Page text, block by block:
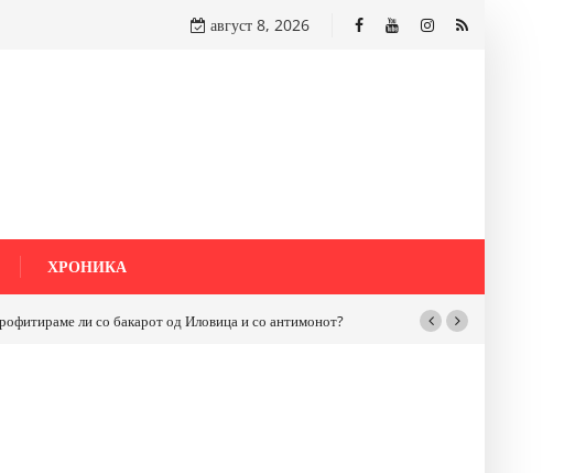
август 8, 2026
ХРОНИКА
ли со бакарот од Иловица и со антимонот?